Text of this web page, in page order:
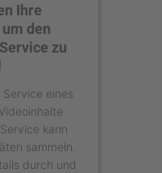
Ihre
den
zu
eines
kann
sammeln.
durch und